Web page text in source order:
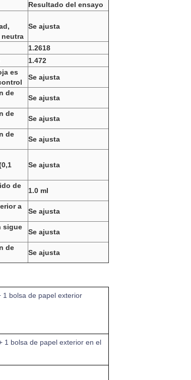
Resultado del ensayo
Se ajusta
1.2618
1.472
es
Se ajusta
de
Se ajusta
de
Se ajusta
de
Se ajusta
Se ajusta
de
1.0 ml
a
Se ajusta
sigue
Se ajusta
de
Se ajusta
1 bolsa de papel exterior
1 bolsa de papel exterior en el